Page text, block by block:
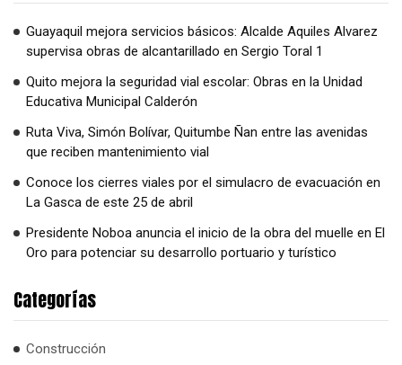
Guayaquil mejora servicios básicos: Alcalde Aquiles Alvarez
supervisa obras de alcantarillado en Sergio Toral 1
Quito mejora la seguridad vial escolar: Obras en la Unidad
Educativa Municipal Calderón
Ruta Viva, Simón Bolívar, Quitumbe Ñan entre las avenidas
que reciben mantenimiento vial
Conoce los cierres viales por el simulacro de evacuación en
La Gasca de este 25 de abril
Presidente Noboa anuncia el inicio de la obra del muelle en El
Oro para potenciar su desarrollo portuario y turístico
Categorías
Construcción